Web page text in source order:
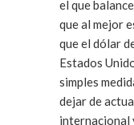
el que
que al mejor
que el dólar
Estados
simples
dejar de
internacional